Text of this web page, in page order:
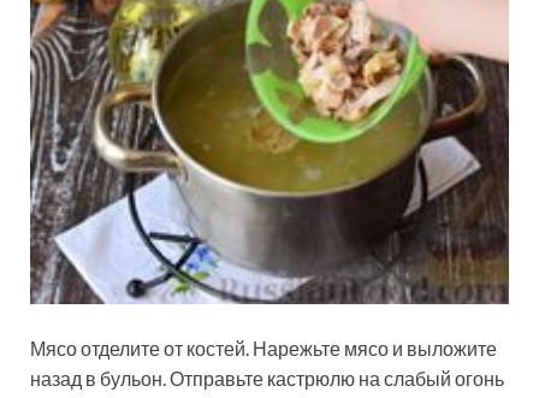
Мясо отделите от костей. Нарежьте мясо и выложите
назад в бульон. Отправьте кастрюлю на слабый огонь